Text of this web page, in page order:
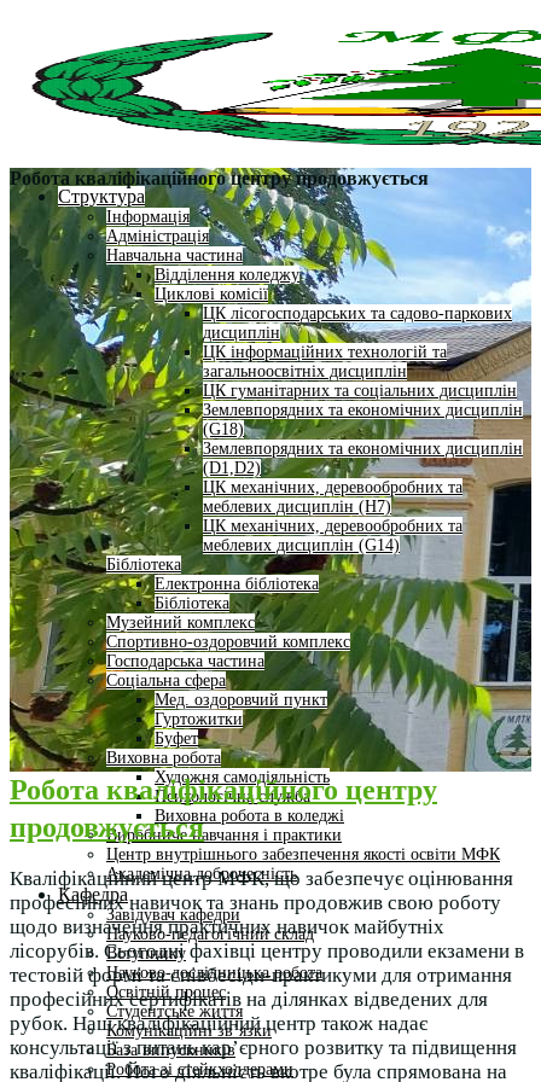
Структура
Інформація
Адміністрація
Навчальна частина
Відділення коледжу
Циклові комісії
ЦК лісогосподарських та садово-паркових
дисциплін
ЦК інформаційних технологій та
загальноосвітніх дисциплін
ЦК гуманітарних та соціальних дисциплін
Землевпорядних та економічних дисциплін
(G18)
Землевпорядних та економічних дисциплін
(D1,D2)
ЦК механічних, деревообробних та
меблевих дисциплін (H7)
ЦК механічних, деревообробних та
меблевих дисциплін (G14)
Бібліотека
Електронна бібліотека
Бібліотека
Музейний комплекс
Спортивно-оздоровчий комплекс
Господарська частина
Соціальна сфера
Мед. оздоровчий пункт
Гуртожитки
Буфет
Виховна робота
Художня самодіяльність
Психологічна служба
Виховна робота в коледжі
Виробниче навчання і практики
Центр внутрішнього забезпечення якості освіти МФК
Академічна доброчесність
Кафедра
Завідувач кафедри
Науково-педагогічний склад
Вступнику
Науково-дослідницька робота
Освітній процес
Студентське життя
Комунікаційні зв’язки
База випускників
Робота зі стейкхолдерами
Робота кваліфікаційного центру продовжується
Робота кваліфікаційного центру
продовжується
Кваліфікаційний центр МФК, що забезпечує оцінювання
професійних навичок та знань продовжив свою роботу
щодо визначення практичних навичок майбутніх
лісорубів. Сьогодні фахівці центру проводили екзамени в
тестовій формі та співбесіди-практикуми для отримання
професійних сертифікатів на ділянках відведених для
рубок. Наш кваліфікаційний центр також надає
консультації з питань кар’єрного розвитку та підвищення
кваліфікації. Його діяльність вкотре була спрямована на